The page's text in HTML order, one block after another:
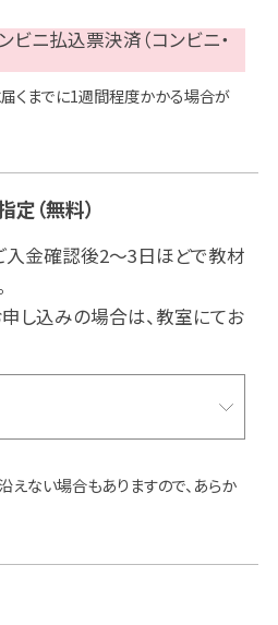
ビニ払込票決済（コンビニ・
くまでに1週間程度かかる場合が
定（無料）
入金確認後2～3日ほどで教材
し込みの場合は、教室にてお
えない場合もありますので、あらか